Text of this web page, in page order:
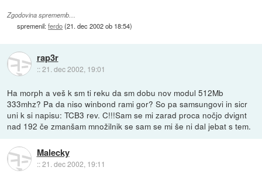
Zgodovina sprememb…
spremenil:ferdo(21. dec 2002 ob 18:54)
rap3r
::21. dec 2002, 19:01
Ha morph a veš k sm ti reku da sm dobu nov modul 512Mb
333mhz? Pa da niso winbond rami gor? So pa samsungovi in sicr
uni k si napisu: TCB3 rev. C!!!Sam se mi zarad proca nočjo dvignt
nad 192 če zmanšam množilnik se sam se mi še ni dal jebat s tem.
Malecky
::21. dec 2002, 19:11